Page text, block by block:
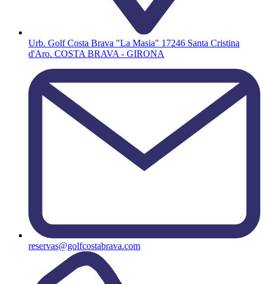
Urb. Golf Costa Brava "La Masia" 17246 Santa Cristina
d'Aro. COSTA BRAVA - GIRONA
reservas@golfcostabrava.com